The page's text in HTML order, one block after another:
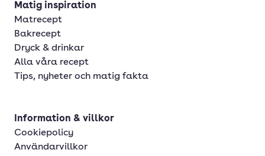
Matig inspiration
Matrecept
Bakrecept
Dryck & drinkar
Alla våra recept
Tips, nyheter och matig fakta
Information & villkor
Cookiepolicy
Användarvillkor